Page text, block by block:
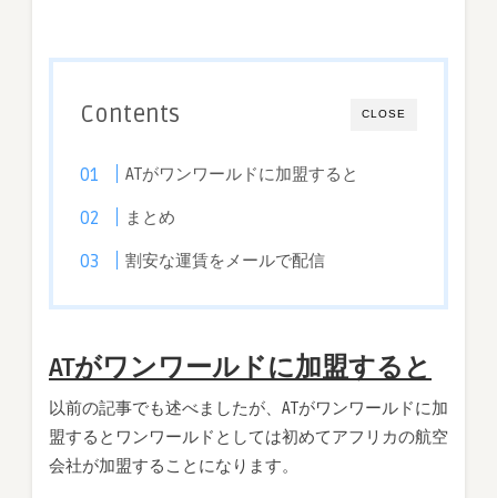
CLOSE
Contents
ATがワンワールドに加盟すると
まとめ
割安な運賃をメールで配信
ATがワンワールドに加盟すると
以前の記事でも述べましたが、ATがワンワールドに加
盟するとワンワールドとしては初めてアフリカの航空
会社が加盟することになります。